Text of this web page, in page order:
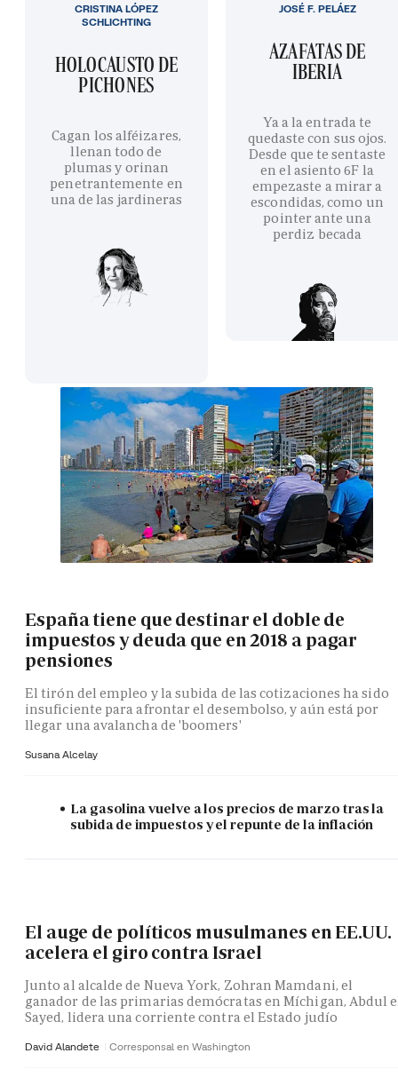
HOLOCAUSTO DE
PICHONES
Cagan los alféizares,
llenan todo de
plumas y orinan
penetrantemente en
una de las jardineras
CRISTINA LÓPEZ
SCHLICHTING
AZAFATAS DE
IBERIA
Ya a la entrada te
quedaste con sus ojos.
Desde que te sentaste
en el asiento 6F la
empezaste a mirar a
escondidas, como un
pointer ante una
perdiz becada
JOSÉ F. PELÁEZ
España tiene que destinar el doble de
impuestos y deuda que en 2018 a pagar
pensiones
El tirón del empleo y la subida de las cotizaciones ha sido
insuficiente para afrontar el desembolso, y aún está por
llegar una avalancha de 'boomers'
Susana Alcelay
La gasolina vuelve a los precios de marzo tras la
subida de impuestos y el repunte de la inflación
El auge de políticos musulmanes en EE.UU.
acelera el giro contra Israel
Junto al alcalde de Nueva York, Zohran Mamdani, el
ganador de las primarias demócratas en Míchigan, Abdul
Sayed, lidera una corriente contra el Estado judío
David Alandete Corresponsal en Washington